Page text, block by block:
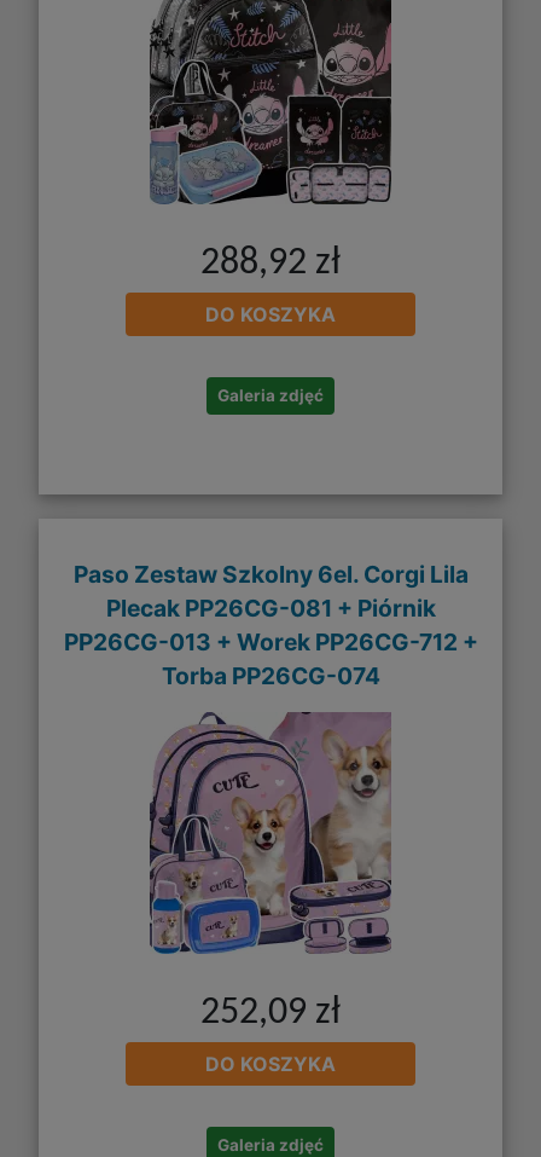
288,92 zł
DO KOSZYKA
Galeria zdjęć
Paso Zestaw Szkolny 6el. Corgi Lila
Plecak PP26CG-081 + Piórnik
PP26CG-013 + Worek PP26CG-712 +
Torba PP26CG-074
252,09 zł
DO KOSZYKA
Galeria zdjęć